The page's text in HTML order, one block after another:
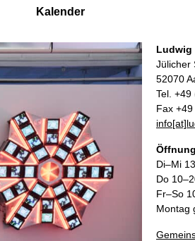
Kalender
Ludwig
Jülicher
52070
Tel.
Fax
Di–Mi
Do
Fr–So
Montag